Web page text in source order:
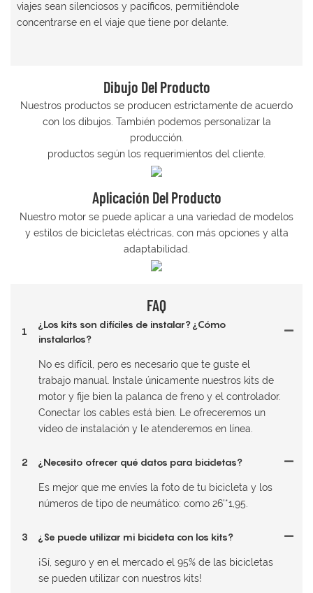
viajes sean silenciosos y pacíficos, permitiéndole
concentrarse en el viaje que tiene por delante.
Dibujo Del Producto
Nuestros productos se producen estrictamente de acuerdo
con los dibujos. También podemos personalizar la
producción.
productos según los requerimientos del cliente.
Aplicación Del Producto
Nuestro motor se puede aplicar a una variedad de modelos
y estilos de bicicletas eléctricas, con más opciones y alta
adaptabilidad.
FAQ
1
¿Los kits son difíciles de instalar? ¿Cómo
instalarlos?
No es difícil, pero es necesario que te guste el
trabajo manual. Instale únicamente nuestros kits de
motor y fije bien la palanca de freno y el controlador.
Conectar los cables está bien. Le ofreceremos un
vídeo de instalación y le atenderemos en línea.
2 ¿Necesito ofrecer qué datos para bicicletas?
Es mejor que me envíes la foto de tu bicicleta y los
números de tipo de neumático: como 26'*1,95.
3 ¿Se puede utilizar mi bicicleta con los kits?
¡Sí, seguro y en el mercado el 95% de las bicicletas
se pueden utilizar con nuestros kits!